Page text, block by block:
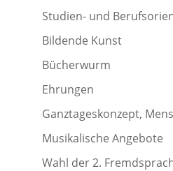
Studien- und
Bildende Kunst
Bücherwurm
Ehrungen
Ganztageskonzept,
Musikalische Angebote
Wahl der 2.